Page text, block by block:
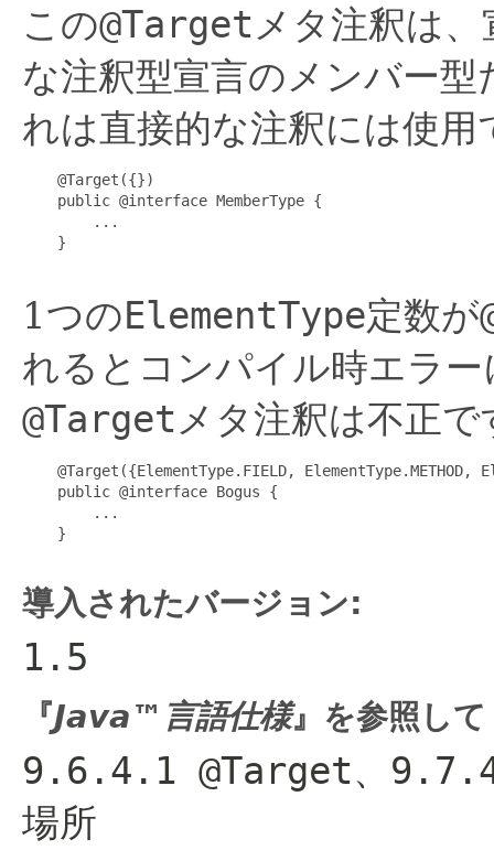
この@Target メタ注釈は
な注釈型宣言のメンバー
れは直接的な注釈には使用
    @Target({})
    public @interface MemberType {
        ...
    }
1つのElementType定数が
れるとコンパイル時エラ
@Target メタ注釈は不正で
@Target({ElementType.FIELD, ElementType.METHOD,
    public @interface Bogus {
        ...
    }
導入されたバージョン:
1.5
『Java™言語仕様』を参照し
9.6.4.1 @Target、9.7.4
場所